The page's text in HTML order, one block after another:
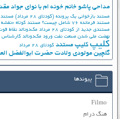
مداحی پاشو خانم خونه ام با نوای جواد
مستند بازخوانی یک پرونده (کودتای 28 مرداد)
مستند
مستند فرمانده 76 شامل چیست؟
مستند کوتاه
مستندی جدید از کودتای 28 مرداد
مک‌دونالد نقاط
نهضت ملي شدن صنعت نفت ورود مک‌دونالد کارشناس
کلیپ کلیپ مستند کودتای 28 مرداد
گلچین مولودی ولادت حضرت ابوالفضل
پیوندها
Filmo
هنگ درام